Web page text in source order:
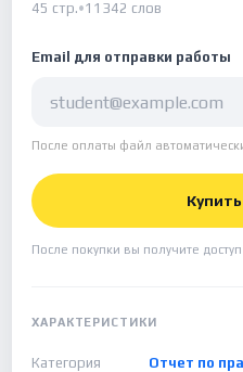
45 стр.•11342 слов
Email для отправки работы
После оплаты файл
После покупки вы получите
ХАРАКТЕРИСТИКИ
Категория
Отчет по